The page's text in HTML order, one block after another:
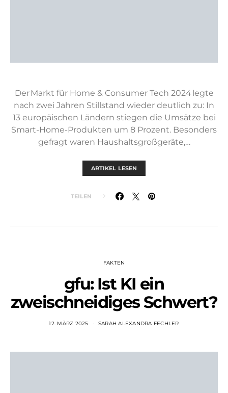
Der Markt für Home & Consumer Tech 2024 legte
nach zwei Jahren Stillstand wieder deutlich zu: In
13 europäischen Ländern stiegen die Umsätze bei
Smart-Home-Produkten um 8 Prozent. Besonders
gefragt waren Haushaltsgroßgeräte,…
ARTIKEL LESEN
TEILEN
FAKTEN
gfu: Ist KI ein
zweischneidiges Schwert?
12. MÄRZ 2025 SARAH ALEXANDRA FECHLER